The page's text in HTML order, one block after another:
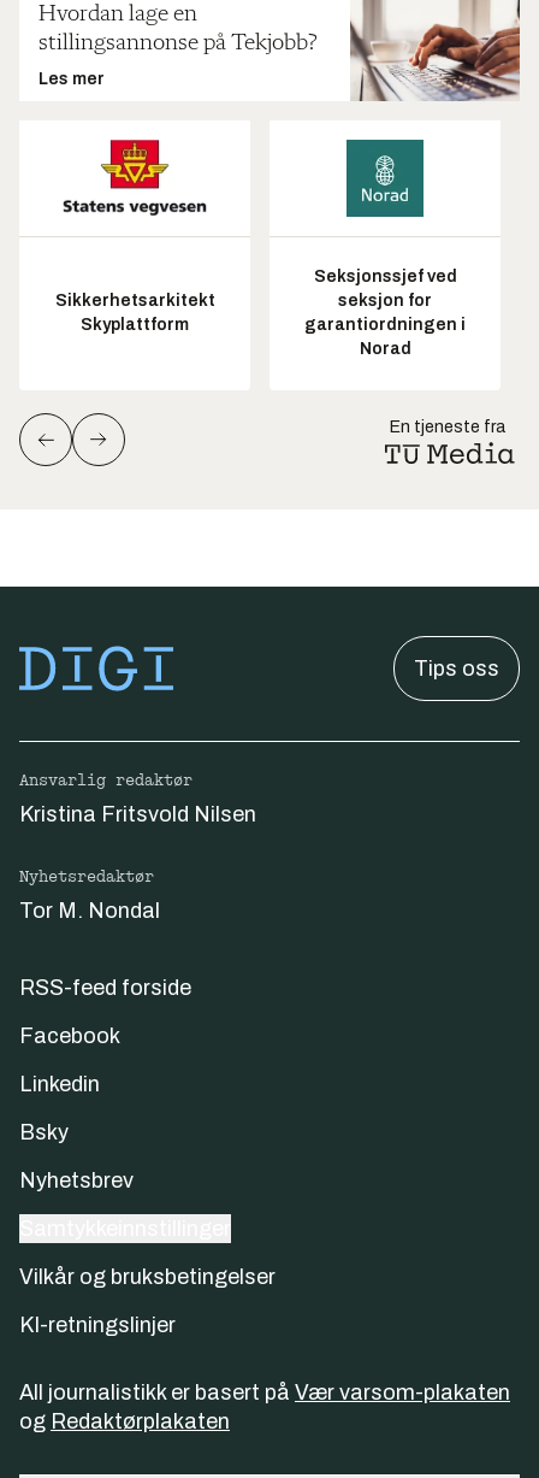
Hvordan lage en
stillingsannonse på Tekjobb?
Les mer
Sikkerhetsarkitekt
Skyplattform
Seksjonssjef ved
seksjon for
garantiordningen i
Norad
En tjeneste fra
Tips oss
Ansvarlig redaktør
Kristina Fritsvold Nilsen
Nyhetsredaktør
Tor M. Nondal
RSS-feed forside
Facebook
Linkedin
Bsky
Nyhetsbrev
Vilkår og bruksbetingelser
KI-retningslinjer
All journalistikk er basert på Vær varsom-plakaten
og Redaktørplakaten